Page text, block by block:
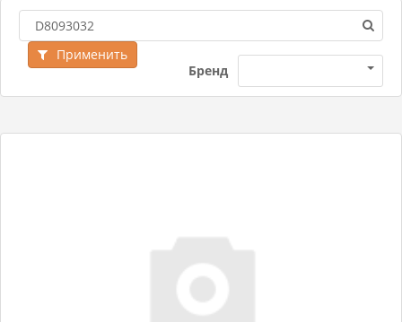
Бренд
Применить